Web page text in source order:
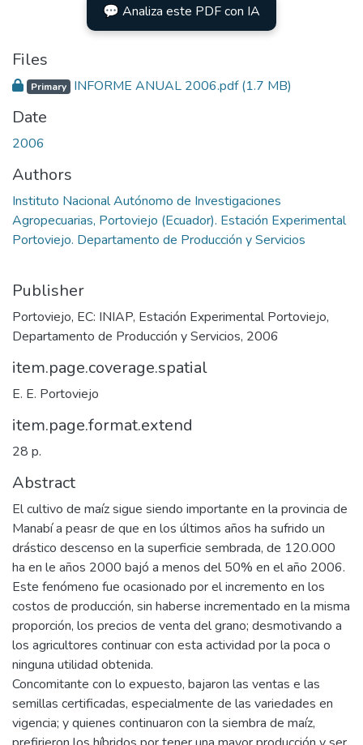
💬 Analiza este PDF con IA
Files
Primary INFORME ANUAL 2006.pdf(1.7 MB)
Date
2006
Authors
Instituto Nacional Autónomo de Investigaciones
Agropecuarias, Portoviejo (Ecuador). Estación Experimental
Portoviejo. Departamento de Producción y Servicios
Publisher
Portoviejo, EC: INIAP, Estación Experimental Portoviejo,
Departamento de Producción y Servicios, 2006
item.page.coverage.spatial
E. E. Portoviejo
item.page.format.extend
28 p.
Abstract
El cultivo de maíz sigue siendo importante en la provincia de
Manabí a peasr de que en los últimos años ha sufrido un
drástico descenso en la superficie sembrada, de 120.000
ha en le años 2000 bajó a menos del 50% en el año 2006.
Este fenómeno fue ocasionado por el incremento en los
costos de producción, sin haberse incrementado en la misma
proporción, los precios de venta del grano; desmotivando a
los agricultores continuar con esta actividad por la poca o
ninguna utilidad obtenida.
Concomitante con lo expuesto, bajaron las ventas e las
semillas certificadas, especialmente de las variedades en
vigencia; y quienes continuaron con la siembra de maíz,